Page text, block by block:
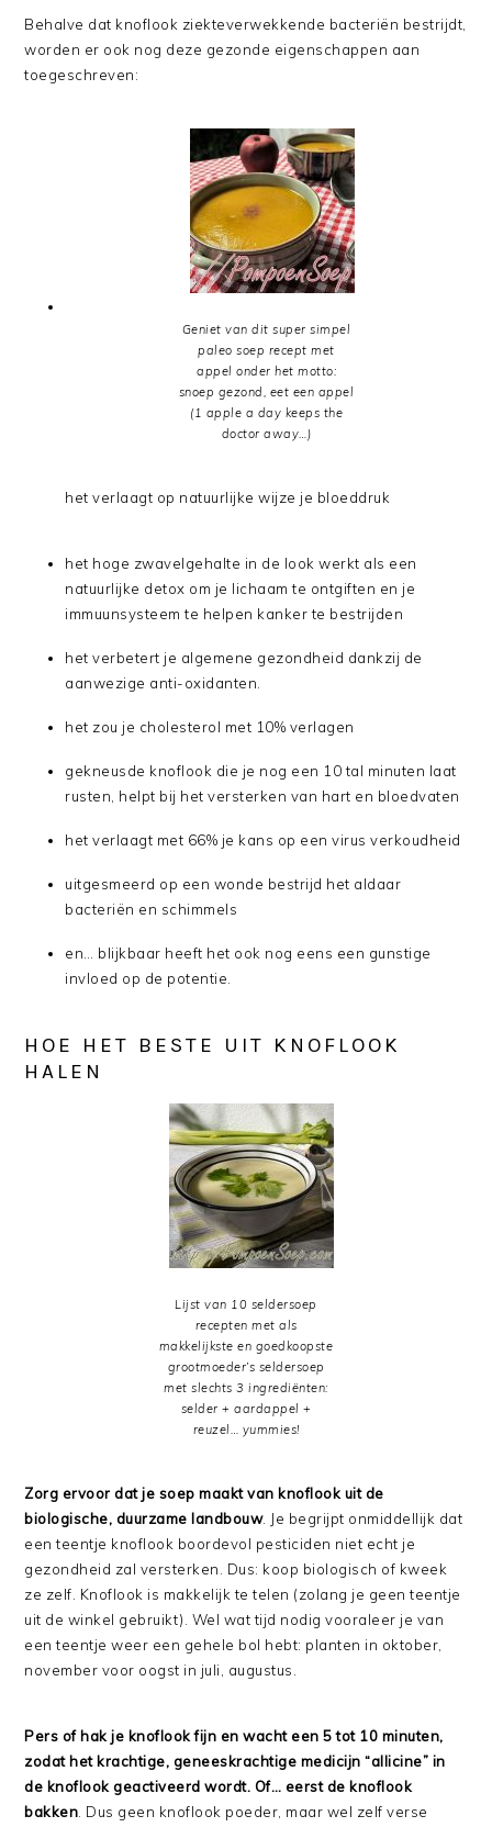
Behalve dat knoflook ziekteverwekkende bacteriën bestrijdt,
worden er ook nog deze gezonde eigenschappen aan
toegeschreven:
Geniet van dit super simpel
paleo soep recept met
appel onder het motto:
snoep gezond, eet een appel
(1 apple a day keeps the
doctor away…)
het verlaagt op natuurlijke wijze je bloeddruk
het hoge zwavelgehalte in de look werkt als een
natuurlijke detox om je lichaam te ontgiften en je
immuunsysteem te helpen kanker te bestrijden
het verbetert je algemene gezondheid dankzij de
aanwezige anti-oxidanten.
het zou je cholesterol met 10% verlagen
gekneusde knoflook die je nog een 10 tal minuten laat
rusten, helpt bij het versterken van hart en bloedvaten
het verlaagt met 66% je kans op een virus verkoudheid
uitgesmeerd op een wonde bestrijd het aldaar
bacteriën en schimmels
en… blijkbaar heeft het ook nog eens een gunstige
invloed op de potentie.
HOE HET BESTE UIT KNOFLOOK
HALEN
Lijst van 10 seldersoep
recepten met als
makkelijkste en goedkoopste
grootmoeder’s seldersoep
met slechts 3 ingrediënten:
selder + aardappel +
reuzel… yummies!
Zorg ervoor dat je soep maakt van knoflook uit de
biologische, duurzame landbouw. Je begrijpt onmiddellijk dat
een teentje knoflook boordevol pesticiden niet echt je
gezondheid zal versterken. Dus: koop biologisch of kweek
ze zelf. Knoflook is makkelijk te telen (zolang je geen teentje
uit de winkel gebruikt). Wel wat tijd nodig vooraleer je van
een teentje weer een gehele bol hebt: planten in oktober,
november voor oogst in juli, augustus.
Pers of hak je knoflook fijn en wacht een 5 tot 10 minuten,
zodat het krachtige, geneeskrachtige medicijn “allicine” in
de knoflook geactiveerd wordt. Of… eerst de knoflook
bakken . Dus geen knoflook poeder, maar wel zelf verse